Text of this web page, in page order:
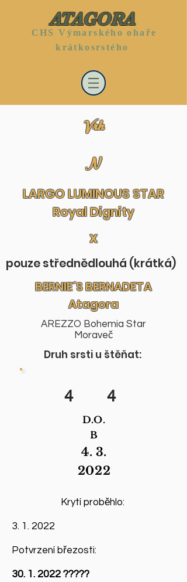
ATAGORA
CHS Výmarského ohaře
krátkosrstého
Vrh
N
LARGO LUMINOUS STAR
Royal Dignity
x
pouze střednědlouhá (krátká)
BERNIE´S BERNADETA
Atagora
AREZZO Bohemia Star
Moraveč
Druh srsti u štěňat:
4 4
D.O.
B
4. 3.
2022
Krytí proběhlo:
3. 1. 2022
Potvrzení březosti:
30. 1. 2022 ?????